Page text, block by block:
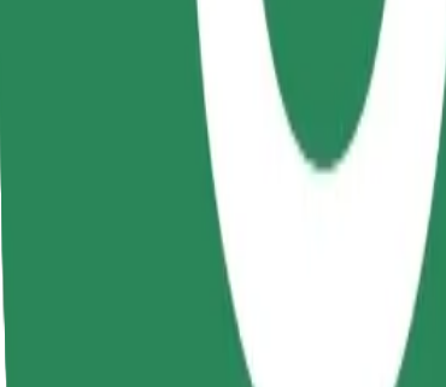
Betrouwbare ritten in standaard middelgrote auto's.